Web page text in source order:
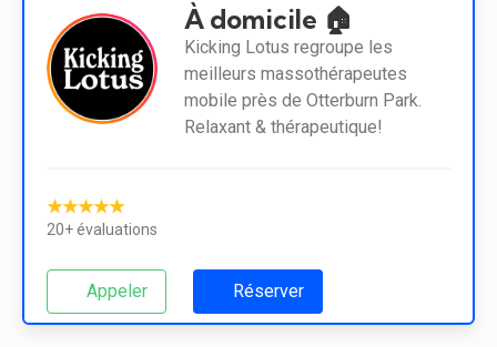
À domicile 🏠
Kicking Lotus regroupe les
meilleurs massothérapeutes
mobile près de Otterburn Park.
Relaxant & thérapeutique!
★★★★★
20+ évaluations
Appeler Réserver